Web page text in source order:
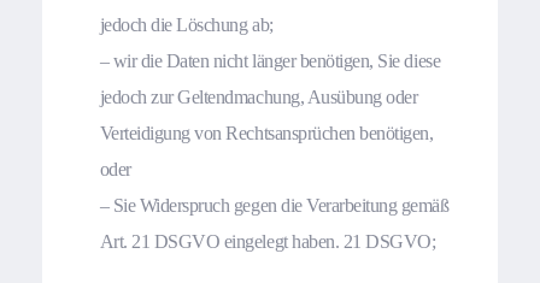
jedoch die Löschung ab;
– wir die Daten nicht länger benötigen, Sie diese
jedoch zur Geltendmachung, Ausübung oder
Verteidigung von Rechtsansprüchen benötigen,
oder
– Sie Widerspruch gegen die Verarbeitung gemäß
Art. 21 DSGVO eingelegt haben. 21 DSGVO;